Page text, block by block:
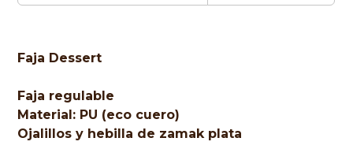
Faja Dessert
Faja regulable
Material: PU (eco cuero)
Ojalillos y hebilla de zamak plata